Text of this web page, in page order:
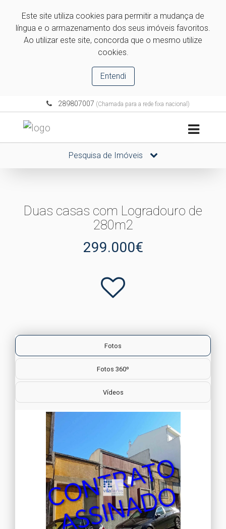
Este site utiliza cookies para permitir a mudança de
língua e o armazenamento dos seus imóveis favoritos.
Ao utilizar este site, concorda que o mesmo utilize
cookies.
Entendi
289807007 (Chamada para a rede fixa nacional)
Pesquisa de Imóveis
Duas casas com Logradouro de
280m2
299.000€
Fotos
Fotos 360º
Vídeos